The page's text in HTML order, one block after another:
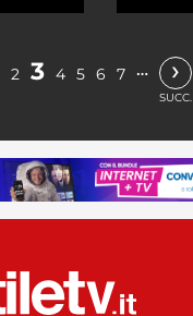
2 3 4 5 6 7 … ›
SUCC.